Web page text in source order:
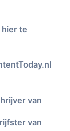
te
van
van